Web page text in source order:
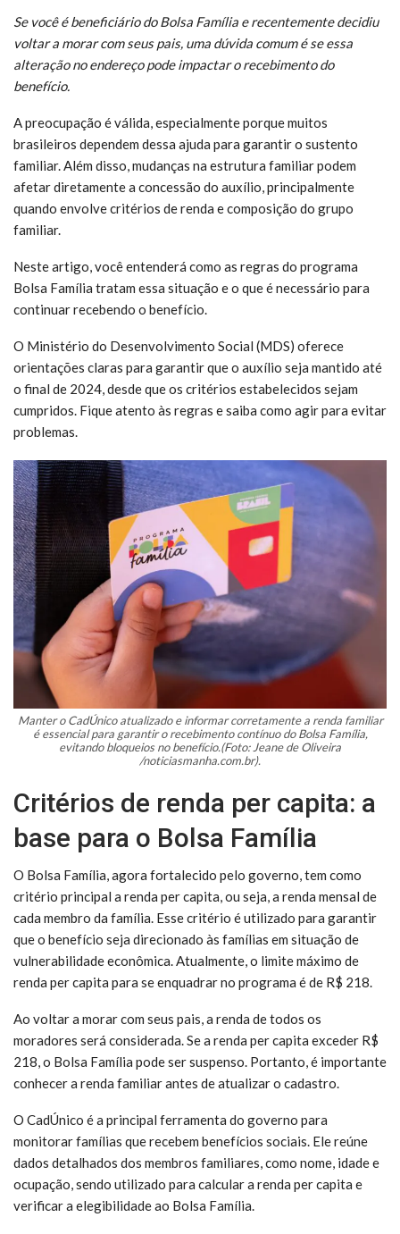
Se você é beneficiário do Bolsa Família e recentemente decidiu
voltar a morar com seus pais, uma dúvida comum é se essa
alteração no endereço pode impactar o recebimento do
benefício.
A preocupação é válida, especialmente porque muitos
brasileiros dependem dessa ajuda para garantir o sustento
familiar. Além disso, mudanças na estrutura familiar podem
afetar diretamente a concessão do auxílio, principalmente
quando envolve critérios de renda e composição do grupo
familiar.
Neste artigo, você entenderá como as regras do programa
Bolsa Família tratam essa situação e o que é necessário para
continuar recebendo o benefício.
O Ministério do Desenvolvimento Social (MDS) oferece
orientações claras para garantir que o auxílio seja mantido até
o final de 2024, desde que os critérios estabelecidos sejam
cumpridos. Fique atento às regras e saiba como agir para evitar
problemas.
Manter o CadÚnico atualizado e informar corretamente a renda familiar
é essencial para garantir o recebimento contínuo do Bolsa Família,
evitando bloqueios no benefício.(Foto: Jeane de Oliveira
/noticiasmanha.com.br).
Critérios de renda per capita: a
base para o Bolsa Família
O Bolsa Família, agora fortalecido pelo governo, tem como
critério principal a renda per capita, ou seja, a renda mensal de
cada membro da família. Esse critério é utilizado para garantir
que o benefício seja direcionado às famílias em situação de
vulnerabilidade econômica. Atualmente, o limite máximo de
renda per capita para se enquadrar no programa é de R$ 218.
Ao voltar a morar com seus pais, a renda de todos os
moradores será considerada. Se a renda per capita exceder R$
218, o Bolsa Família pode ser suspenso. Portanto, é importante
conhecer a renda familiar antes de atualizar o cadastro.
O CadÚnico é a principal ferramenta do governo para
monitorar famílias que recebem benefícios sociais. Ele reúne
dados detalhados dos membros familiares, como nome, idade e
ocupação, sendo utilizado para calcular a renda per capita e
verificar a elegibilidade ao Bolsa Família.